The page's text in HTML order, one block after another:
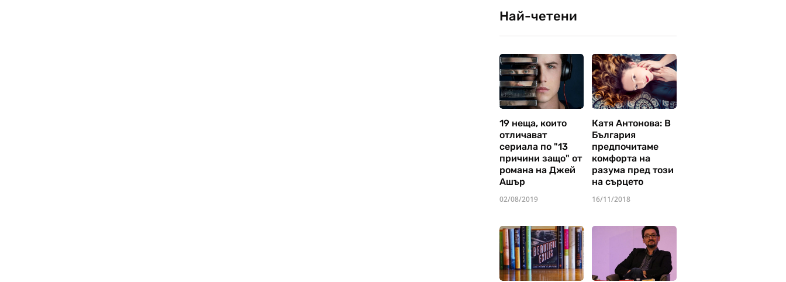
Най-четени
19 неща, които
отличават
сериала по "13
причини защо" от
романа на Джей
Ашър
02/08/2019
Катя Антонова: В
България
предпочитаме
комфорта на
разума пред този
на сърцето
16/11/2018